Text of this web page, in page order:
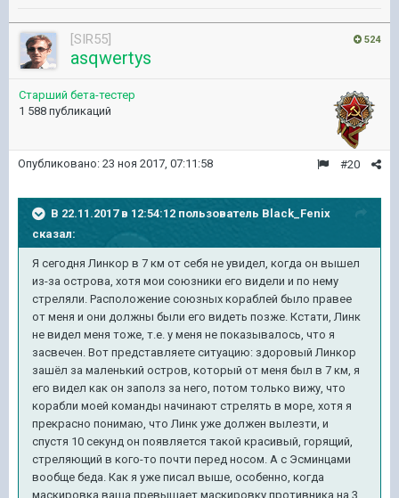
524
[SIR55]
asqwertys
Старший бета-тестер
1 588 публикаций
#20
Опубликовано: 23 ноя 2017, 07:11:58
В 22.11.2017 в 12:54:12 пользователь Black_Fenix
сказал:
Я сегодня Линкор в 7 км от себя не увидел, когда он вышел
из-за острова, хотя мои союзники его видели и по нему
стреляли. Расположение союзных кораблей было правее
от меня и они должны были его видеть позже. Кстати, Линк
не видел меня тоже, т.е. у меня не показывалось, что я
засвечен. Вот представляете ситуацию: здоровый Линкор
зашёл за маленький остров, который от меня был в 7 км, я
его видел как он заполз за него, потом только вижу, что
корабли моей команды начинают стрелять в море, хотя я
прекрасно понимаю, что Линк уже должен вылезти, и
спустя 10 секунд он появляется такой красивый, горящий,
стреляющий в кого-то почти перед носом. А с Эсминцами
вообще беда. Как я уже писал выше, особенно, когда
маскировка ваша превышает маскировку противника на 3